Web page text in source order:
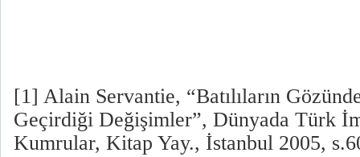
[1] Alain Servantie, “Batılıların
Geçirdiği Değişimler”, Dünyada Türk
Kumrular, Kitap Yay., İstanbul 2005,